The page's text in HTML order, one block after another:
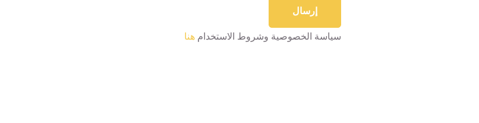
إرسال
سياسة الخصوصية وشروط الاستخدام هنا